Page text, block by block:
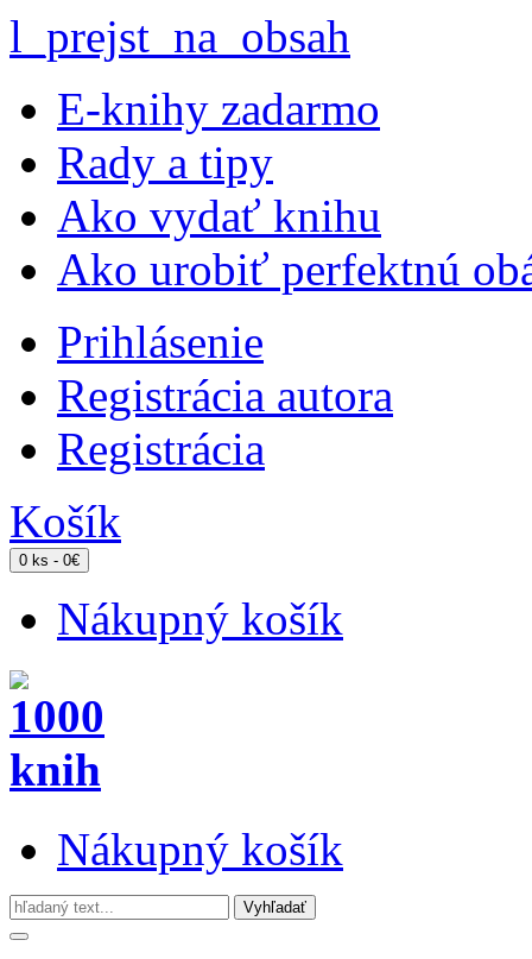
l_prejst_na_obsah
E-knihy zadarmo
Rady a tipy
Ako vydať knihu
Ako urobiť perfektnú
Prihlásenie
Registrácia autora
Registrácia
Košík
0 ks - 0€
Nákupný košík
Nákupný košík